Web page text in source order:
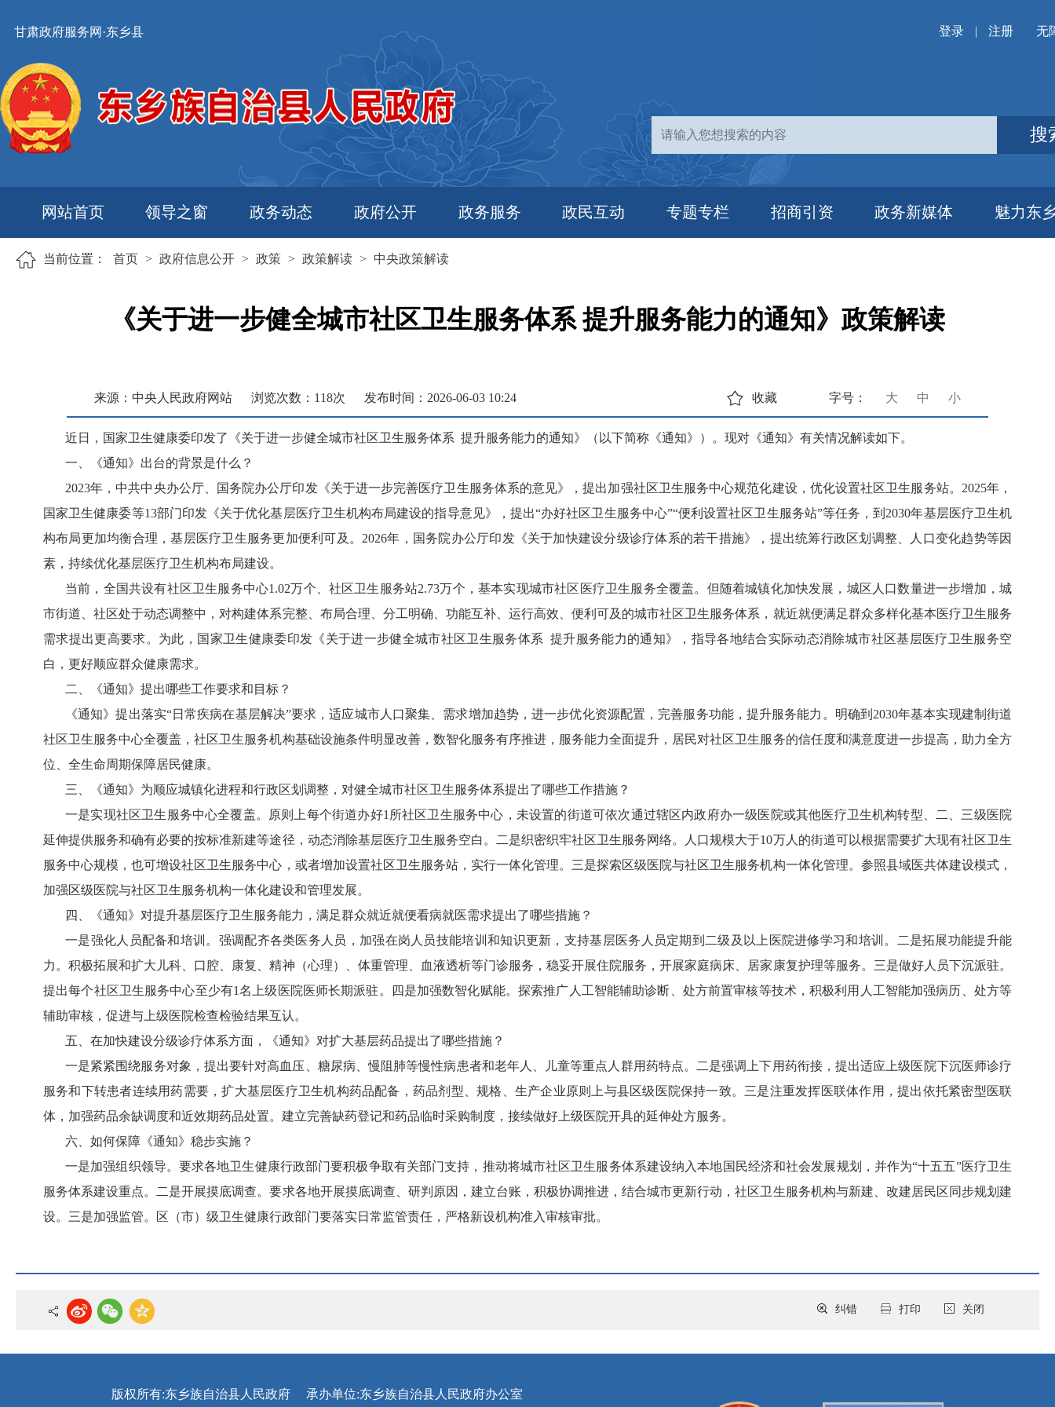
甘肃政府服务网·东乡县 登录 | 注册 无
搜
网站首页 领导之窗 政务动态 政府公开 政务服务 政民互动 专题专栏 招商引资 政务新媒体 魅力东
当前位置： 首页 > 政府信息公开 > 政策 > 政策解读 > 中央政策解读
《关于进一步健全城市社区卫生服务体系 提升服务能力的通知》政策解读
来源：中央人民政府网站 浏览次数： 118次 发布时间：2026-06-03 10:24 字号： 大 中 小
收藏
近日，国家卫生健康委印发了《关于进一步健全城市社区卫生服务体系 提升服务能力的通知》（以下简称《通知》）。现对《通知》有关情况解读如下。
一、《通知》出台的背景是什么？
2023年，中共中央办公厅、国务院办公厅印发《关于进一步完善医疗卫生服务体系的意见》，提出加强社区卫生服务中心规范化建设，优化设置社区卫生服务站。2025年，
国家卫生健康委等13部门印发《关于优化基层医疗卫生机构布局建设的指导意见》，提出“办好社区卫生服务中心”“便利设置社区卫生服务站”等任务，到2030年基层医疗卫生机
构布局更加均衡合理，基层医疗卫生服务更加便利可及。2026年，国务院办公厅印发《关于加快建设分级诊疗体系的若干措施》，提出统筹行政区划调整、人口变化趋势等因
素，持续优化基层医疗卫生机构布局建设。
当前，全国共设有社区卫生服务中心1.02万个、社区卫生服务站2.73万个，基本实现城市社区医疗卫生服务全覆盖。但随着城镇化加快发展，城区人口数量进一步增加，城
市街道、社区处于动态调整中，对构建体系完整、布局合理、分工明确、功能互补、运行高效、便利可及的城市社区卫生服务体系，就近就便满足群众多样化基本医疗卫生服务
需求提出更高要求。为此，国家卫生健康委印发《关于进一步健全城市社区卫生服务体系 提升服务能力的通知》，指导各地结合实际动态消除城市社区基层医疗卫生服务空
白，更好顺应群众健康需求。
二、《通知》提出哪些工作要求和目标？
《通知》提出落实“日常疾病在基层解决”要求，适应城市人口聚集、需求增加趋势，进一步优化资源配置，完善服务功能，提升服务能力。明确到2030年基本实现建制街道
社区卫生服务中心全覆盖，社区卫生服务机构基础设施条件明显改善，数智化服务有序推进，服务能力全面提升，居民对社区卫生服务的信任度和满意度进一步提高，助力全方
位、全生命周期保障居民健康。
三、《通知》为顺应城镇化进程和行政区划调整，对健全城市社区卫生服务体系提出了哪些工作措施？
一是实现社区卫生服务中心全覆盖。原则上每个街道办好1所社区卫生服务中心，未设置的街道可依次通过辖区内政府办一级医院或其他医疗卫生机构转型、二、三级医院
延伸提供服务和确有必要的按标准新建等途径，动态消除基层医疗卫生服务空白。二是织密织牢社区卫生服务网络。人口规模大于10万人的街道可以根据需要扩大现有社区卫生
服务中心规模，也可增设社区卫生服务中心，或者增加设置社区卫生服务站，实行一体化管理。三是探索区级医院与社区卫生服务机构一体化管理。参照县域医共体建设模式，
加强区级医院与社区卫生服务机构一体化建设和管理发展。
四、《通知》对提升基层医疗卫生服务能力，满足群众就近就便看病就医需求提出了哪些措施？
一是强化人员配备和培训。强调配齐各类医务人员，加强在岗人员技能培训和知识更新，支持基层医务人员定期到二级及以上医院进修学习和培训。二是拓展功能提升能
力。积极拓展和扩大儿科、口腔、康复、精神（心理）、体重管理、血液透析等门诊服务，稳妥开展住院服务，开展家庭病床、居家康复护理等服务。三是做好人员下沉派驻。
提出每个社区卫生服务中心至少有1名上级医院医师长期派驻。四是加强数智化赋能。探索推广人工智能辅助诊断、处方前置审核等技术，积极利用人工智能加强病历、处方等
辅助审核，促进与上级医院检查检验结果互认。
五、在加快建设分级诊疗体系方面，《通知》对扩大基层药品提出了哪些措施？
一是紧紧围绕服务对象，提出要针对高血压、糖尿病、慢阻肺等慢性病患者和老年人、儿童等重点人群用药特点。二是强调上下用药衔接，提出适应上级医院下沉医师诊疗
服务和下转患者连续用药需要，扩大基层医疗卫生机构药品配备，药品剂型、规格、生产企业原则上与县区级医院保持一致。三是注重发挥医联体作用，提出依托紧密型医联
体，加强药品余缺调度和近效期药品处置。建立完善缺药登记和药品临时采购制度，接续做好上级医院开具的延伸处方服务。
六、如何保障《通知》稳步实施？
一是加强组织领导。要求各地卫生健康行政部门要积极争取有关部门支持，推动将城市社区卫生服务体系建设纳入本地国民经济和社会发展规划，并作为“十五五”医疗卫生
服务体系建设重点。二是开展摸底调查。要求各地开展摸底调查、研判原因，建立台账，积极协调推进，结合城市更新行动，社区卫生服务机构与新建、改建居民区同步规划建
设。三是加强监管。区（市）级卫生健康行政部门要落实日常监管责任，严格新设机构准入审核审批。
关闭
打印
纠错
版权所有:东乡族自治县人民政府 承办单位:东乡族自治县人民政府办公室